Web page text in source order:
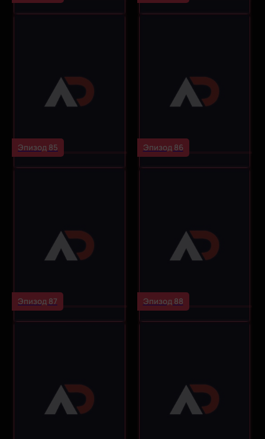
Эпизод 85 Эпизод 86
Эпизод 87 Эпизод 88